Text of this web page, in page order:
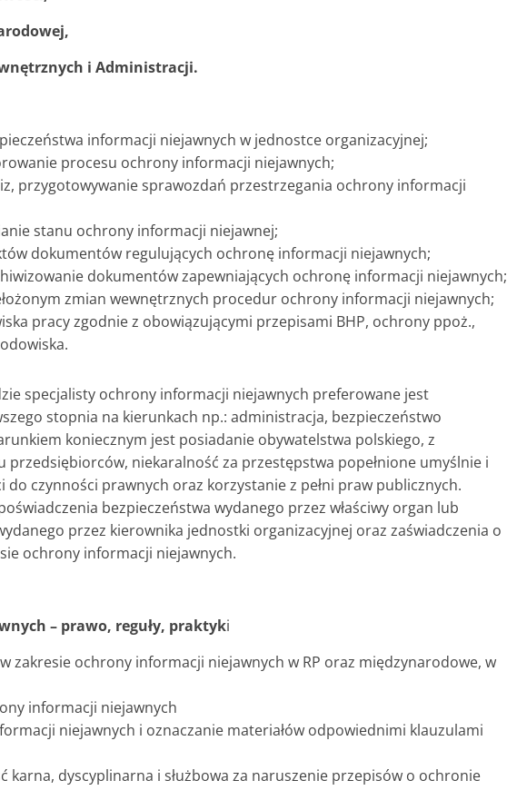
i Administracji.
informacji niejawnych w jednostce organizacyjnej;
procesu ochrony informacji niejawnych;
przygotowywanie sprawozdań przestrzegania ochrony informacji
stanu ochrony informacji niejawnej;
dokumentów regulujących ochronę informacji niejawnych;
dokumentów zapewniających ochronę informacji niejawnych;
zmian wewnętrznych procedur ochrony informacji niejawnych;
pracy zgodnie z obowiązującymi przepisami BHP, ochrony ppoż.,
specjalisty ochrony informacji niejawnych preferowane jest
stopnia na kierunkach np.: administracja, bezpieczeństwo
koniecznym jest posiadanie obywatelstwa polskiego, z
przedsiębiorców, niekaralność za przestępstwa popełnione umyślnie i
do czynności prawnych oraz korzystanie z pełni praw publicznych.
bezpieczeństwa wydanego przez właściwy organ lub
przez kierownika jednostki organizacyjnej oraz zaświadczenia o
ochrony informacji niejawnych.
– prawo, reguły, praktyki
zakresie ochrony informacji niejawnych w RP oraz międzynarodowe, w
informacji niejawnych
niejawnych i oznaczanie materiałów odpowiednimi klauzulami
karna, dyscyplinarna i służbowa za naruszenie przepisów o ochronie